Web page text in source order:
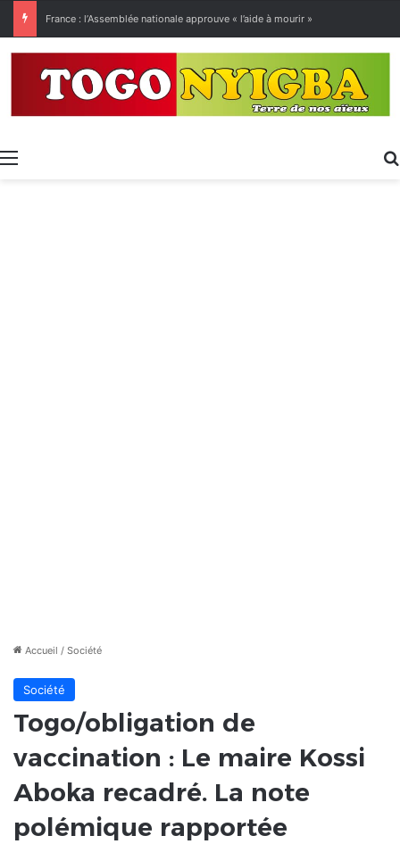
Menu
Accueil / Société
Société
Togo/obligation de
vaccination : Le maire Kossi
Aboka recadré. La note
polémique rapportée